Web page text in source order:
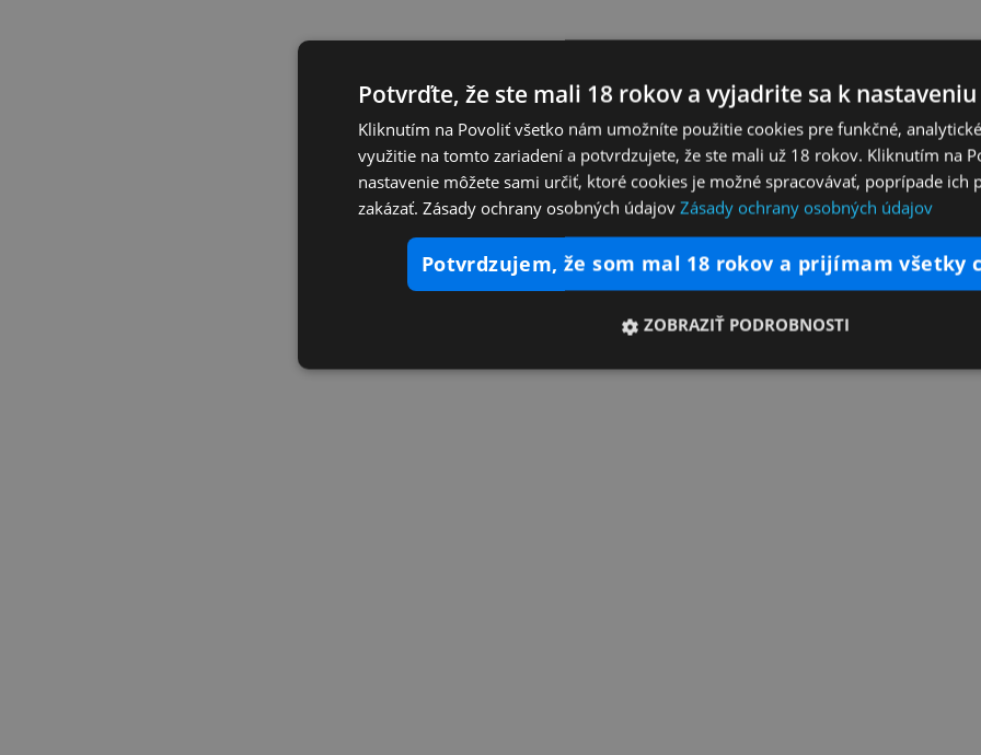
Potvrďte, že ste mali 18 rokov a vyjadrite sa k
Kliknutím na Povoliť všetko nám umožníte použitie cookies pre funkčné,
využitie na tomto zariadení a potvrdzujete, že ste mali už 18 rokov. Kliknutím na
nastavenie môžete sami určiť, ktoré cookies je možné spracovávať, poprípade ich
zakázať. Zásady ochrany osobných údajov Zásady ochrany osobných údajov
potvrdzujem, že som mal 18 rokov a prijímam všetky
ZOBRAZIŤ PODROBNOSTI